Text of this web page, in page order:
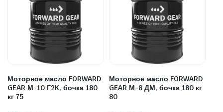
Моторное масло FORWARD
GEAR М-10 Г2К, бочка 180
кг 75
Моторное масло FORWARD
GEAR М-8 ДМ, бочка 180 кг
80